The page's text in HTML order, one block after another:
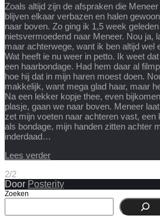
Zoals altijd zijn de afspraken die
blijven elkaar verbazen en halen
naar boven. Zo ging ik 1,5 week
nietsvermoedend naar Meneer. Nou ja,
maar achterwege, want ik ben altijd wel
Wat heeft ie nu weer in petto. Ik weet
een haarbondage. Had hem daar al
hoe hij dat in mijn haren moest doen.
makkelijk, want mega glad haar, maar
Na een lekker kopje thee, even
plasje, gaan we naar boven. Meneer
zet mijn voeten naar achteren vast, een
als bondage, mijn handen zitten achter
inderdaad…
Lees verder
2/2
Door Posterity
Zoeken